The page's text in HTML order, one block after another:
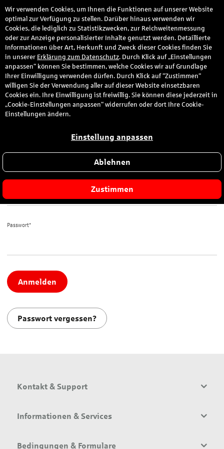
Anmeldung
Bitte melden Sie sich hier mit Ihrer E-Mail-Adresse und dem von
Ihnen gewählten Passwort an.
Sie sind zum ersten Mal hier?
Passwort*
Anmelden
Passwort vergessen?
Kontakt & Support
Informationen & Services
Bedingungen & Formulare
Wir verwenden Cookies, um Ihnen die Funktionen auf unserer Website
optimal zur Verfügung zu stellen. Darüber hinaus verwenden wir
Cookies, die lediglich zu Statistikzwecken, zur Reichweitenmessung
oder zur Anzeige personalisierter Inhalte genutzt werden. Detaillierte
Informationen über Art, Herkunft und Zweck dieser Cookies finden Sie
in unserer Erklärung zum Datenschutz. Durch Klick auf „Einstellungen
anpassen“ können Sie bestimmen, welche Cookies wir auf Grundlage
Ihrer Einwilligung verwenden dürfen. Durch Klick auf “Zustimmen“
willigen Sie der Verwendung aller auf dieser Website einsetzbaren
Cookies ein. Ihre Einwilligung ist freiwillig. Sie können diese jederzeit in
„Cookie-Einstellungen anpassen“ widerrufen oder dort Ihre Cookie-
Einstellungen ändern.
Einstellung anpassen
Ablehnen
Zustimmen